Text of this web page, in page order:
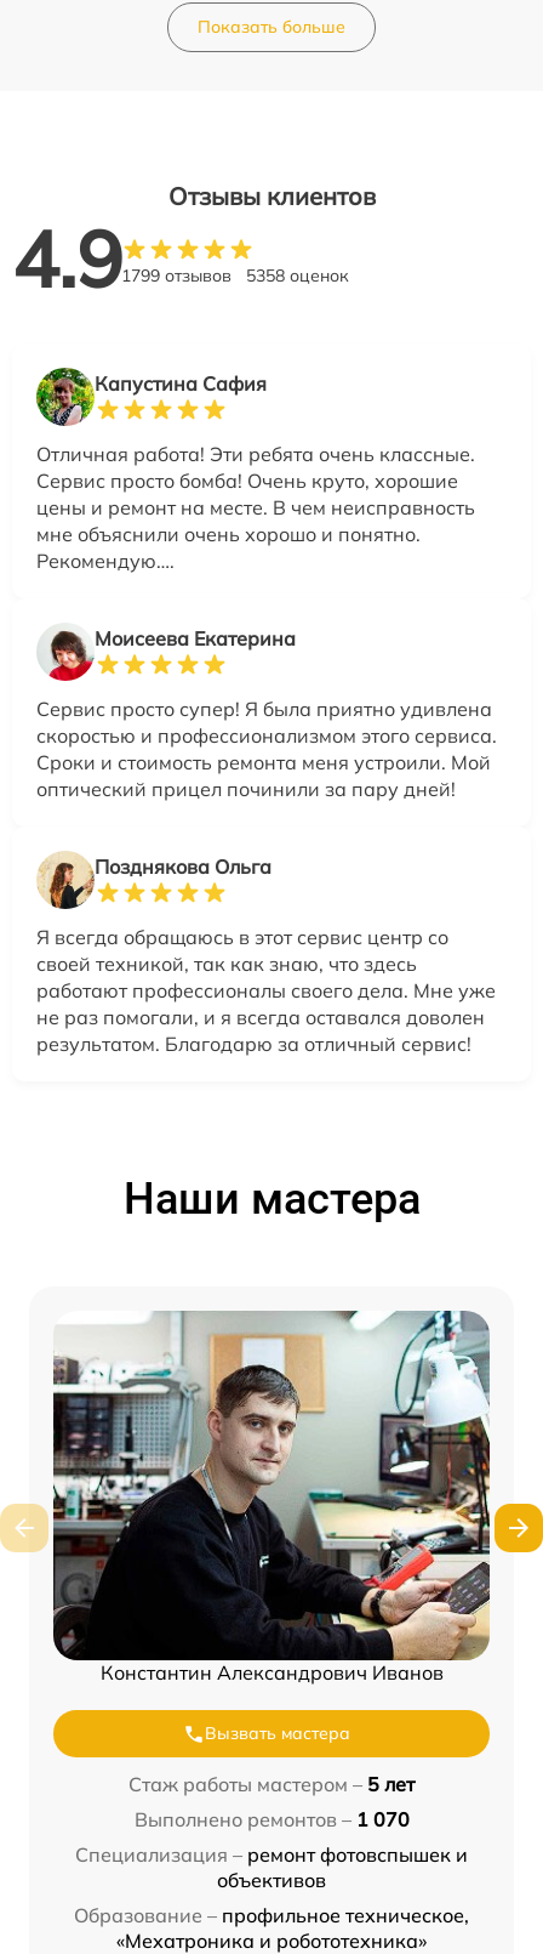
Показать больше
Отзывы клиентов
4.91799 отзывов 5358 оценок
Капустина Сафия
Отличная работа! Эти ребята очень классные.
Сервис просто бомба! Очень круто, хорошие
цены и ремонт на месте. В чем неисправность
мне объяснили очень хорошо и понятно.
Рекомендую….
Моисеева Екатерина
Сервис просто супер! Я была приятно удивлена
скоростью и профессионализмом этого сервиса.
Сроки и стоимость ремонта меня устроили. Мой
оптический прицел починили за пару дней!
Позднякова Ольга
Я всегда обращаюсь в этот сервис центр со
своей техникой, так как знаю, что здесь
работают профессионалы своего дела. Мне уже
не раз помогали, и я всегда оставался доволен
результатом. Благодарю за отличный сервис!
Наши мастера
Константин Александрович Иванов
Вызвать мастера
Стаж работы мастером – 5 лет
Выполнено ремонтов – 1 070
Специализация – ремонт фотовспышек и
объективов
Образование – профильное техническое,
«Мехатроника и робототехника»